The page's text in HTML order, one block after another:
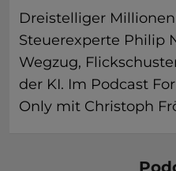
Dreistelliger
Steuerexperte Philip
Wegzug,
der KI. Im Podcast
Only mit Christoph